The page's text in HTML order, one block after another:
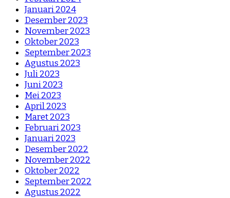
Januari 2024
Desember 2023
November 2023
Oktober 2023
September 2023
Agustus 2023
Juli 2023
Juni 2023
Mei 2023
April 2023
Maret 2023
Februari 2023
Januari 2023
Desember 2022
November 2022
Oktober 2022
September 2022
Agustus 2022